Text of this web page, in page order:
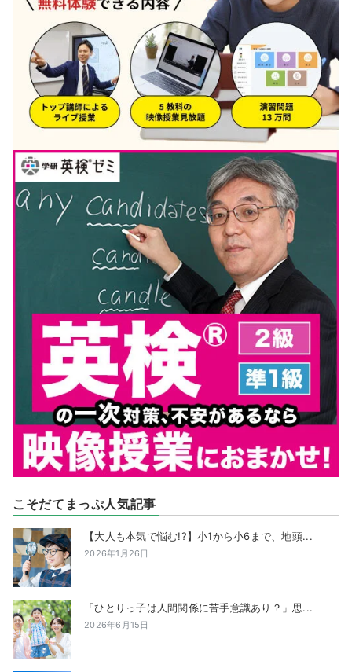
こそだてまっぷ人気記事
【大人も本気で悩む!?】小1から小6まで、地頭...
2026年1月26日
「ひとりっ子は人間関係に苦手意識あり？」思...
2026年6月15日